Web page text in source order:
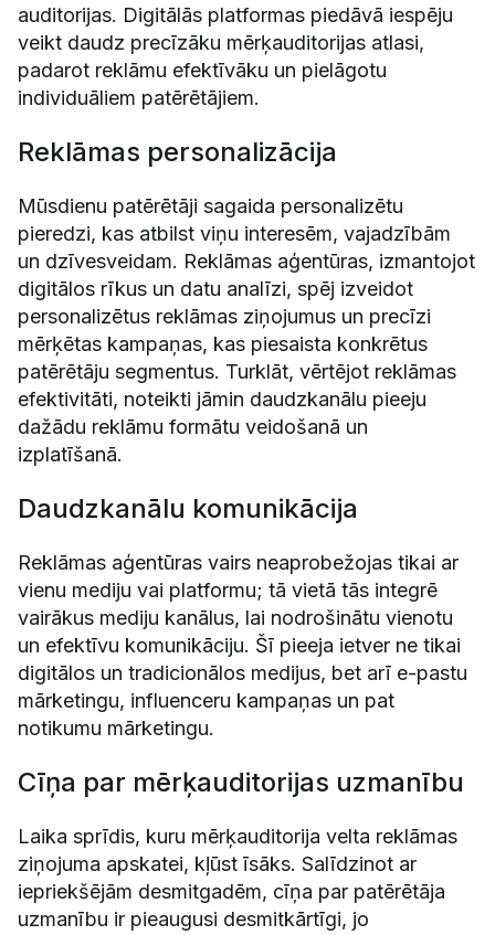
auditorijas. Digitālās platformas piedāvā iespēju
veikt daudz precīzāku mērķauditorijas atlasi,
padarot reklāmu efektīvāku un pielāgotu
individuāliem patērētājiem.
Reklāmas personalizācija
Mūsdienu patērētāji sagaida personalizētu
pieredzi, kas atbilst viņu interesēm, vajadzībām
un dzīvesveidam. Reklāmas aģentūras, izmantojot
digitālos rīkus un datu analīzi, spēj izveidot
personalizētus reklāmas ziņojumus un precīzi
mērķētas kampaņas, kas piesaista konkrētus
patērētāju segmentus. Turklāt, vērtējot reklāmas
efektivitāti, noteikti jāmin daudzkanālu pieeju
dažādu reklāmu formātu veidošanā un
izplatīšanā.
Daudzkanālu komunikācija
Reklāmas aģentūras vairs neaprobežojas tikai ar
vienu mediju vai platformu; tā vietā tās integrē
vairākus mediju kanālus, lai nodrošinātu vienotu
un efektīvu komunikāciju. Šī pieeja ietver ne tikai
digitālos un tradicionālos medijus, bet arī e-pastu
mārketingu, influenceru kampaņas un pat
notikumu mārketingu.
Cīņa par mērķauditorijas uzmanību
Laika sprīdis, kuru mērķauditorija velta reklāmas
ziņojuma apskatei, kļūst īsāks. Salīdzinot ar
iepriekšējām desmitgadēm, cīņa par patērētāja
uzmanību ir pieaugusi desmitkārtīgi, jo